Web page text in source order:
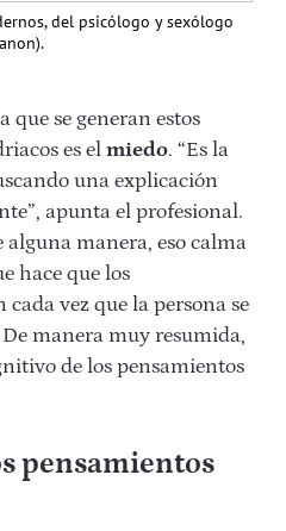
del psicólogo y sexólogo
se generan estos
es el miedo. “Es la
una explicación
apunta el profesional.
alguna manera, eso calma
hace que los
vez que la persona se
manera muy resumida,
de los pensamientos
pensamientos